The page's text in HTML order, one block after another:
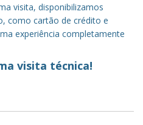
visita, disponibilizamos
como cartão de crédito e
experiência completamente
visita técnica!